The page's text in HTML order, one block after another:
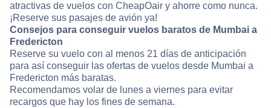
atractivas de vuelos con CheapOair y ahorre como nunca.
¡Reserve sus pasajes de avión ya!
Consejos para conseguir vuelos baratos de Mumbai a
Fredericton
Reserve su vuelo con al menos 21 días de anticipación
para así conseguir las ofertas de vuelos desde Mumbai a
Fredericton más baratas.
Recomendamos volar de lunes a viernes para evitar
recargos que hay los fines de semana.